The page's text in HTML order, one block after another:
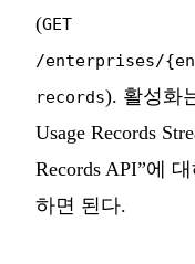
(GET
/enterprises/
records). 활성화
Usage Records
Records API”에
하면 된다.